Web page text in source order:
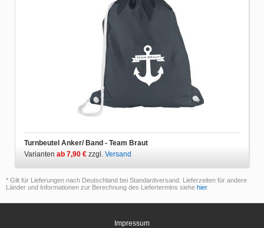
Turnbeutel Anker/ Band - Team Braut
Varianten ab 7,90 € zzgl. Versand
* Gilt für Lieferungen nach Deutschland bei Standardversand. Lieferzeiten für andere
Länder und Informationen zur Berechnung des Liefertermins siehe hier.
Impressum